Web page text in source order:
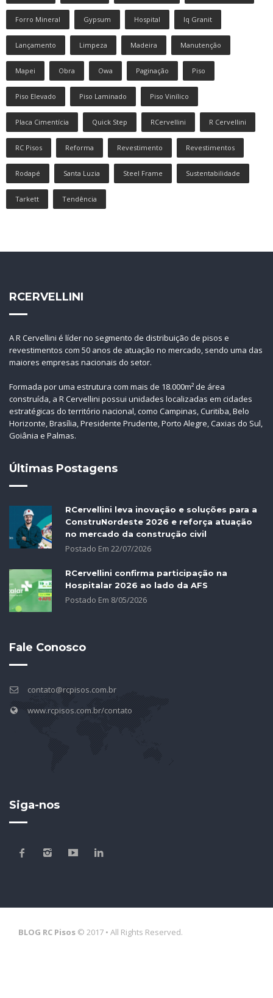
Forro Mineral Gypsum Hospital Iq Granit
Lançamento Limpeza Madeira Manutenção
Mapei Obra Owa Paginação Piso
Piso Elevado Piso Laminado Piso Vinílico
Placa Cimentícia Quick Step RCervellini R Cervellini
RC Pisos Reforma Revestimento Revestimentos
Rodapé Santa Luzia Steel Frame Sustentabilidade
Tarkett Tendência
RCERVELLINI
A R Cervellini é líder no segmento de distribuição de pisos e
revestimentos com 50 anos de atuação no mercado, sendo uma das
maiores empresas nacionais do setor.
Formada por uma estrutura com mais de 18.000m² de área
construída, a R Cervellini possui unidades localizadas em cidades
estratégicas do território nacional, como Campinas, Curitiba, Belo
Horizonte, Brasília, Presidente Prudente, Porto Alegre, Caxias do Sul,
Goiânia e Palmas.
Últimas Postagens
RCervellini leva inovação e soluções para a
ConstruNordeste 2026 e reforça atuação
no mercado da construção civil
Postado Em 22/07/2026
RCervellini confirma participação na
Hospitalar 2026 ao lado da AFS
Postado Em 8/05/2026
Fale Conosco
contato@rcpisos.com.br
www.rcpisos.com.br/contato
Siga-nos
BLOG RC Pisos © 2017 • All Rights Reserved.